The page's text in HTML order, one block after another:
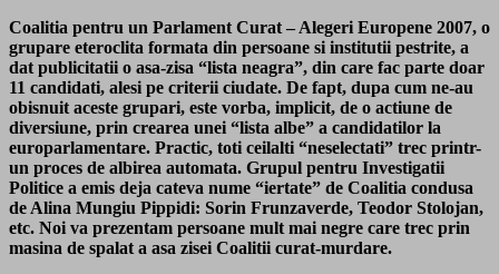
Coalitia pentru un Parlament Curat – Alegeri Europene 2007, o
grupare eteroclita formata din persoane si institutii pestrite, a
dat publicitatii o asa-zisa “lista neagra”, din care fac parte doar
11 candidati, alesi pe criterii ciudate. De fapt, dupa cum ne-au
obisnuit aceste grupari, este vorba, implicit, de o actiune de
diversiune, prin crearea unei “lista albe” a candidatilor la
europarlamentare. Practic, toti ceilalti “neselectati” trec printr-
un proces de albirea automata. Grupul pentru Investigatii
Politice a emis deja cateva nume “iertate” de Coalitia condusa
de Alina Mungiu Pippidi: Sorin Frunzaverde, Teodor Stolojan,
etc. Noi va prezentam persoane mult mai negre care trec prin
masina de spalat a asa zisei Coalitii curat-murdare.